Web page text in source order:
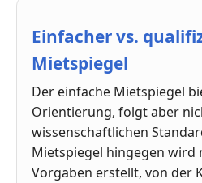
Einfacher vs.
Mietspiegel
Der einfache Mietspiegel
Orientierung, folgt aber
wissenschaftlichen
Mietspiegel hingegen wird
Vorgaben erstellt, von der